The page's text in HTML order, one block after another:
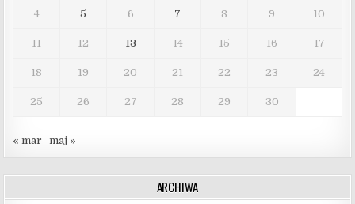
4 5 6 7 8 9 10
11 12 13 14 15 16 17
18 19 20 21 22 23 24
25 26 27 28 29 30
« mar maj »
ARCHIWA